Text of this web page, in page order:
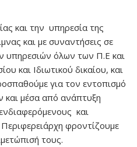
και την υπηρεσία της
και με συναντήσεις σε
υπηρεσιών όλων των Π.Ε και
και Ιδιωτικού δικαίου, και
για τον εντοπισμό
και μέσα από ανάπτυξη
και
φροντίζουμε
τους.